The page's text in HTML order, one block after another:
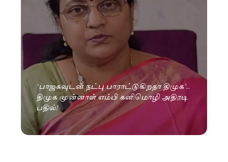
‘பாஜகவுடன் நட்பு பாராட்டுகிறதா திமுக’..
திமுக முன்னாள் எம்பி கனிமொழி அதிரடி
பதில்!